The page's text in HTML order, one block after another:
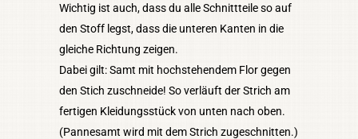
Wichtig ist auch, dass du alle Schnittteile so auf
den Stoff legst, dass die unteren Kanten in die
gleiche Richtung zeigen.
Dabei gilt: Samt mit hochstehendem Flor gegen
den Stich zuschneide! So verläuft der Strich am
fertigen Kleidungsstück von unten nach oben.
(Pannesamt wird mit dem Strich zugeschnitten.)